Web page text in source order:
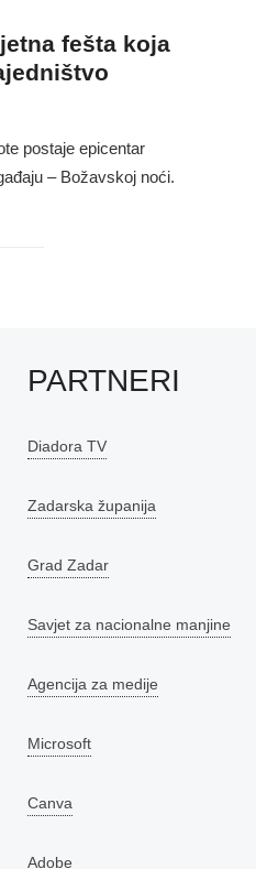
fešta koja
postaje epicentar
– Božavskoj noći.
PARTNERI
Diadora TV
Zadarska županija
Grad Zadar
Savjet za nacionalne manjine
Agencija za medije
Microsoft
Canva
Adobe